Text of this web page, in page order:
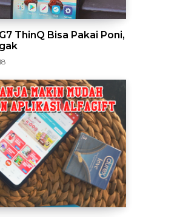
ThinQ Bisa Pakai Poni,